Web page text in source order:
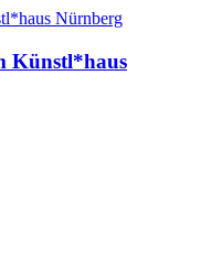
Künstl*haus